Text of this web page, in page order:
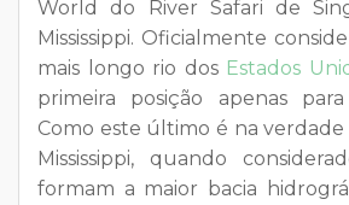
World do River Safari de
Mississippi. Oficialmente
mais longo rio dos Estados
primeira posição apenas
Como este último é na
Mississippi, quando
formam a maior bacia